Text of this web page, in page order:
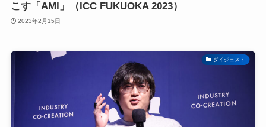
こす「AMI」（ICC FUKUOKA 2023）
2023年2月15日
ダイジェスト